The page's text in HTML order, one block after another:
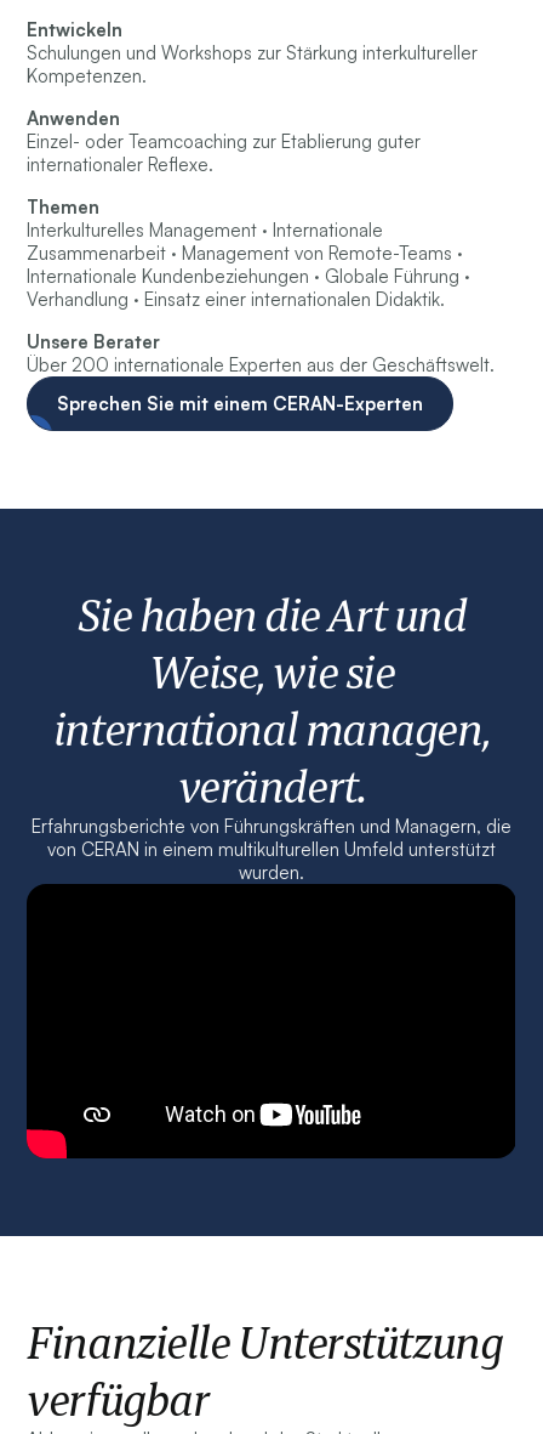
Entwickeln
Schulungen und Workshops zur Stärkung interkultureller
Kompetenzen.
Anwenden
Einzel- oder Teamcoaching zur Etablierung guter
internationaler Reflexe.
Themen
Interkulturelles Management · Internationale
Zusammenarbeit · Management von Remote-Teams ·
Internationale Kundenbeziehungen · Globale Führung ·
Verhandlung · Einsatz einer internationalen Didaktik.
Unsere Berater
Über 200 internationale Experten aus der Geschäftswelt.
Sprechen Sie mit einem CERAN-Experten
Sie haben die Art und
Weise, wie sie
international managen,
verändert.
Erfahrungsberichte von Führungskräften und Managern, die
von CERAN in einem multikulturellen Umfeld unterstützt
wurden.
Finanzielle Unterstützung
verfügbar